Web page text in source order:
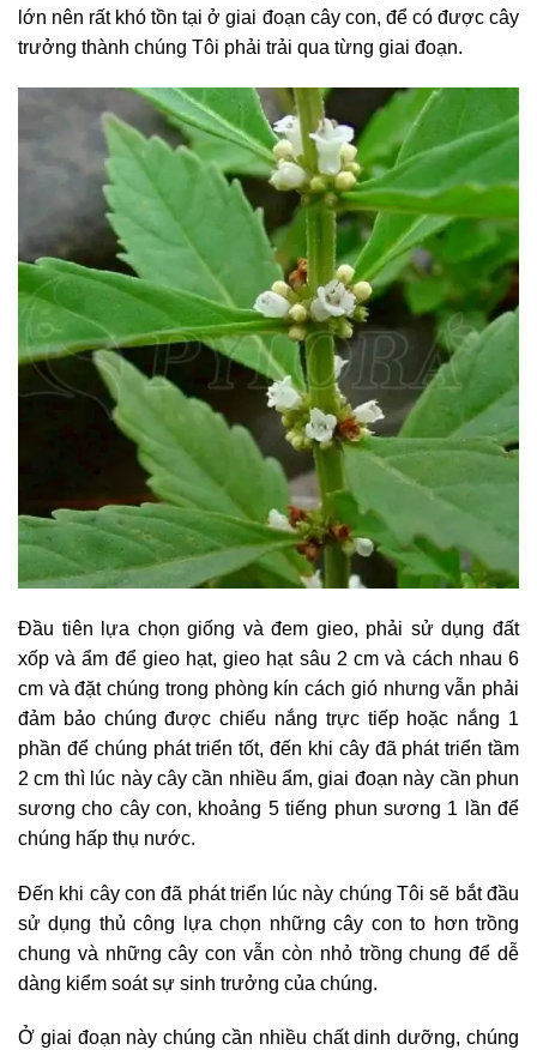
lớn nên rất khó tồn tại ở giai đoạn cây con, để có được cây
trưởng thành chúng Tôi phải trải qua từng giai đoạn.
Đầu tiên lựa chọn giống và đem gieo, phải sử dụng đất
xốp và ẩm để gieo hạt, gieo hạt sâu 2 cm và cách nhau 6
cm và đặt chúng trong phòng kín cách gió nhưng vẫn phải
đảm bảo chúng được chiếu nắng trực tiếp hoặc nắng 1
phần để chúng phát triển tốt, đến khi cây đã phát triển tầm
2 cm thì lúc này cây cần nhiều ẩm, giai đoạn này cần phun
sương cho cây con, khoảng 5 tiếng phun sương 1 lần để
chúng hấp thụ nước.
Đến khi cây con đã phát triển lúc này chúng Tôi sẽ bắt đầu
sử dụng thủ công lựa chọn những cây con to hơn trồng
chung và những cây con vẫn còn nhỏ trồng chung để dễ
dàng kiểm soát sự sinh trưởng của chúng.
Ở giai đoạn này chúng cần nhiều chất dinh dưỡng, chúng